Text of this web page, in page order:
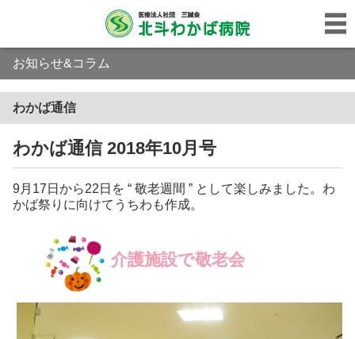
お知らせ&コラム
わかば通信
わかば通信 2018年10月号
9月17日から22日を “ 敬老週間 ” として楽しみました。わ
かば祭りに向けてうちわも作成。
介護施設で敬老会